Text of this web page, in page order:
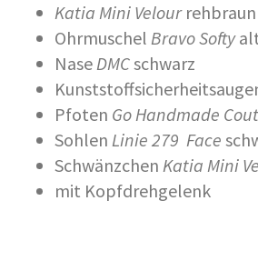
Katia Mini Velour rehbraun
Ohrmuschel Bravo Softy
NaseDMCschwarz
Pfoten Go Handmade
Sohlen Linie 279 Face
Schwänzchen Katia Mini
mit Kopfdrehgelenk